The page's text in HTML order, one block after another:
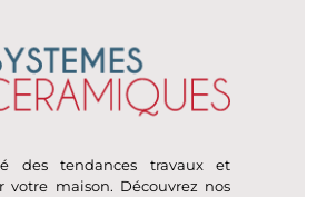
des tendances travaux et
votre maison. Découvrez nos